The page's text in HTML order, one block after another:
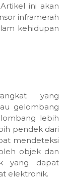
ini akan
inframerah
kehidupan
yang
gelombang
lebih
pendek dari
mendeteksi
objek dan
yang dapat
elektronik.